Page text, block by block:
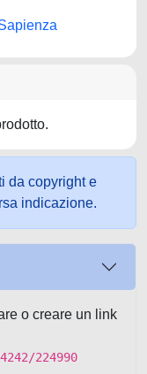
da copyright e
indicazione.
o creare un link
224990